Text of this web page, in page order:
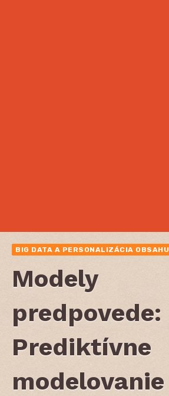
BIG DATA A PERSONALIZÁCIA OBSAHU
Modely
predpovede:
Prediktívne
modelovanie